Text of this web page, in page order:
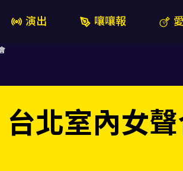
演出 嚷嚷報
北室內女